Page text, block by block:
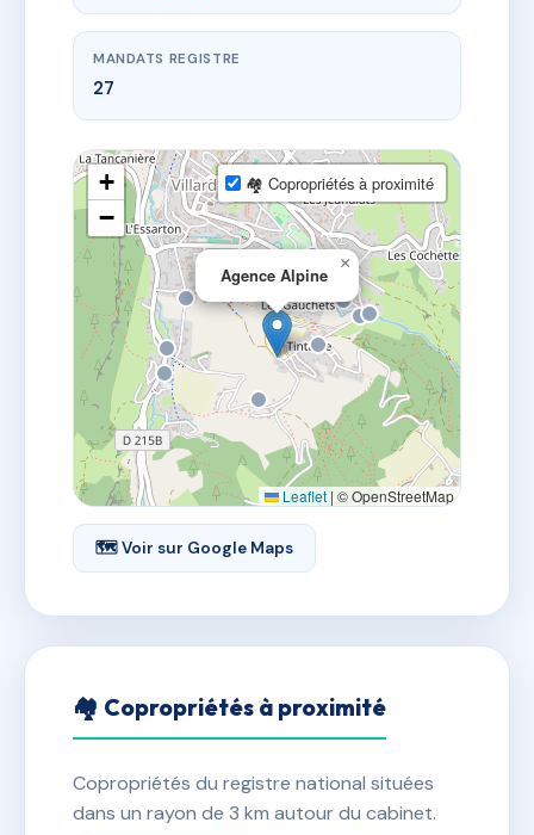
MANDATS REGISTRE
27
Agence Alpine
×
+
−
🏘 Copropriétés à proximité
Leaflet | © OpenStreetMap
🗺 Voir sur Google Maps
🏘 Copropriétés à proximité
Copropriétés du registre national situées
dans un rayon de 3 km autour du cabinet.